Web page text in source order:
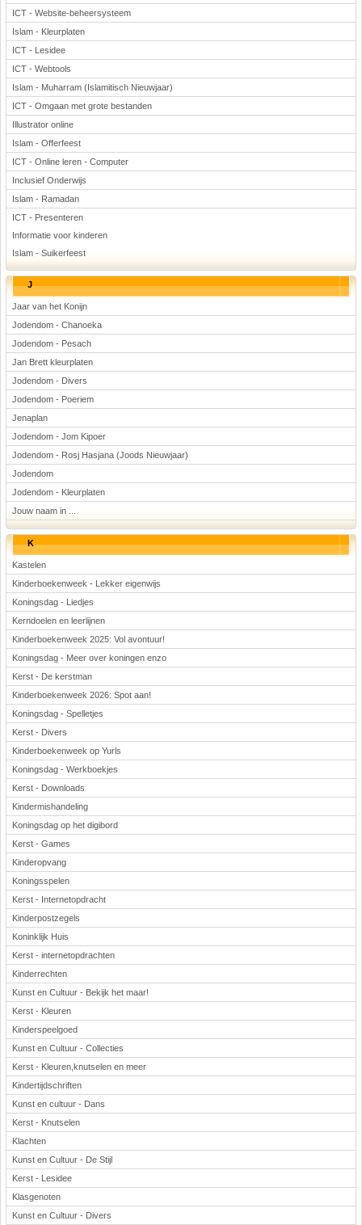
ICT - Website-beheersysteem
Islam - Kleurplaten
ICT - Lesidee
ICT - Webtools
Islam - Muharram (Islamitisch Nieuwjaar)
ICT - Omgaan met grote bestanden
Illustrator online
Islam - Offerfeest
ICT - Online leren - Computer
Inclusief Onderwijs
Islam - Ramadan
ICT - Presenteren
Informatie voor kinderen
Islam - Suikerfeest
J
Jaar van het Konijn
Jodendom - Chanoeka
Jodendom - Pesach
Jan Brett kleurplaten
Jodendom - Divers
Jodendom - Poeriem
Jenaplan
Jodendom - Jom Kipoer
Jodendom - Rosj Hasjana (Joods Nieuwjaar)
Jodendom
Jodendom - Kleurplaten
Jouw naam in ...
K
Kastelen
Kinderboekenweek - Lekker eigenwijs
Koningsdag - Liedjes
Kerndoelen en leerlijnen
Kinderboekenweek 2025: Vol avontuur!
Koningsdag - Meer over koningen enzo
Kerst - De kerstman
Kinderboekenweek 2026: Spot aan!
Koningsdag - Spelletjes
Kerst - Divers
Kinderboekenweek op Yurls
Koningsdag - Werkboekjes
Kerst - Downloads
Kindermishandeling
Koningsdag op het digibord
Kerst - Games
Kinderopvang
Koningsspelen
Kerst - Internetopdracht
Kinderpostzegels
Koninklijk Huis
Kerst - internetopdrachten
Kinderrechten
Kunst en Cultuur - Bekijk het maar!
Kerst - Kleuren
Kinderspeelgoed
Kunst en Cultuur - Collecties
Kerst - Kleuren,knutselen en meer
Kindertijdschriften
Kunst en cultuur - Dans
Kerst - Knutselen
Klachten
Kunst en Cultuur - De Stijl
Kerst - Lesidee
Klasgenoten
Kunst en Cultuur - Divers